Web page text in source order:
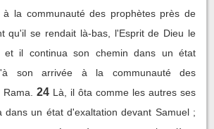
la communauté des prophètes près de
qu'il se rendait là-bas, l'Esprit de Dieu le
il continua son chemin dans un état
son arrivée à la communauté des
24 Là, il ôta comme les autres ses
dans un état d'exaltation devant Samuel ;